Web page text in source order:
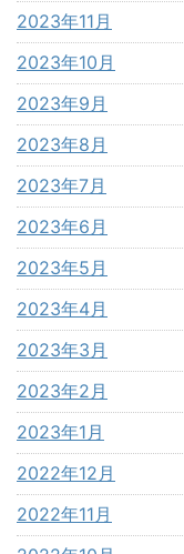
2023年11月
2023年10月
2023年9月
2023年8月
2023年7月
2023年6月
2023年5月
2023年4月
2023年3月
2023年2月
2023年1月
2022年12月
2022年11月